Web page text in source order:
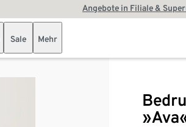
Angebote in Filiale &
Sale Mehr